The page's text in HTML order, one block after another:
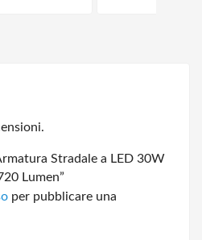
Stradale a LED 30W
Lumen”
per pubblicare una